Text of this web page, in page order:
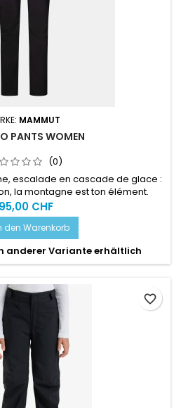
MAMMUT
PANTS WOMEN
(0)
escalade en cascade de glace :
la montagne est ton élément.
CHF
den Warenkorb
anderer Variante erhältlich
favorite_border